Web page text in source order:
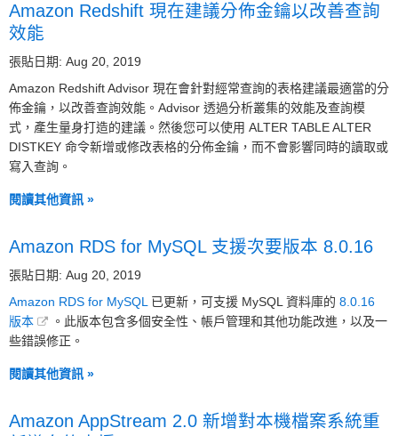
Amazon Redshift 現在建議分佈金鑰以改善查詢
效能
張貼日期: Aug 20, 2019
Amazon Redshift Advisor 現在會針對經常查詢的表格建議最適當的分
佈金鑰，以改善查詢效能。Advisor 透過分析叢集的效能及查詢模
式，產生量身打造的建議。然後您可以使用 ALTER TABLE ALTER
DISTKEY 命令新增或修改表格的分佈金鑰，而不會影響同時的讀取或
寫入查詢。
閱讀其他資訊 »
Amazon RDS for MySQL 支援次要版本 8.0.16
張貼日期: Aug 20, 2019
Amazon RDS for MySQL 已更新，可支援 MySQL 資料庫的 8.0.16
版本
。此版本包含多個安全性、帳戶管理和其他功能改進，以及一
些錯誤修正。
閱讀其他資訊 »
Amazon AppStream 2.0 新增對本機檔案系統重